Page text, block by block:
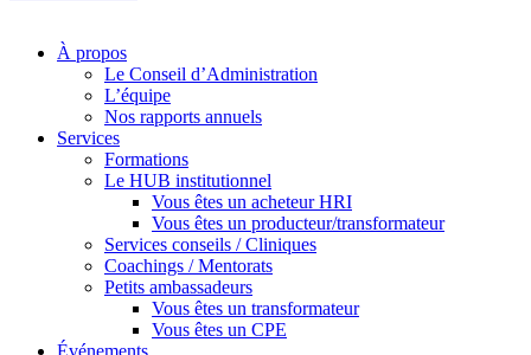
À propos
Le Conseil d’Administration
L’équipe
Nos rapports annuels
Services
Formations
Le HUB institutionnel
Vous êtes un acheteur HRI
Vous êtes un producteur/transformateur
Services conseils / Cliniques
Coachings / Mentorats
Petits ambassadeurs
Vous êtes un transformateur
Vous êtes un CPE
Événements